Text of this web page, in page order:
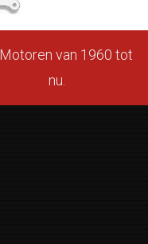
Motoren van 1960 tot
nu.